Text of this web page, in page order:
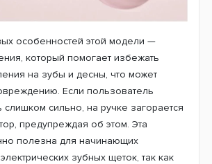
особенностей этой модели —
который помогает избежать
на зубы и десны, что может
Если пользователь
слишком сильно, на ручке загорается
предупреждая об этом. Эта
полезна для начинающих
зубных щеток, так как